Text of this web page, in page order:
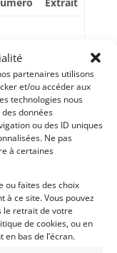
partenaires utilisons
et/ou accéder aux
technologies nous
données
ou des ID uniques
Ne pas
à certaines
ou faites des choix
à ce site. Vous pouvez
le retrait de votre
de cookies, ou en
bas de l’écran.